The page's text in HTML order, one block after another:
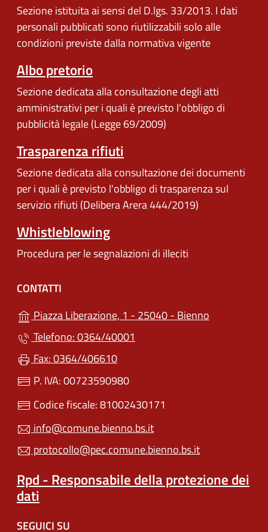
Sezione istituita ai sensi del D.lgs. 33/2013. I dati
personali pubblicati sono riutilizzabili solo alle
condizioni previste dalla normativa vigente
Albo pretorio
Sezione dedicata alla consultazione degli atti
amministrativi per i quali è previsto l'obbligo di
pubblicità legale (Legge 69/2009)
Trasparenza rifiuti
Sezione dedicata alla consultazione dei documenti
per i quali è previsto l'obbligo di trasparenza sul
servizio rifiuti (Delibera Arera 444/2019)
Whistleblowing
Procedura per le segnalazioni di illeciti
CONTATTI
Piazza Liberazione, 1 - 25040 - Bienno
Telefono: 0364/40001
Fax: 0364/406610
P. IVA: 00723590980
Codice fiscale: 81002430171
info@comune.bienno.bs.it
protocollo@pec.comune.bienno.bs.it
Rpd - Responsabile della protezione dei
dati
SEGUICI SU